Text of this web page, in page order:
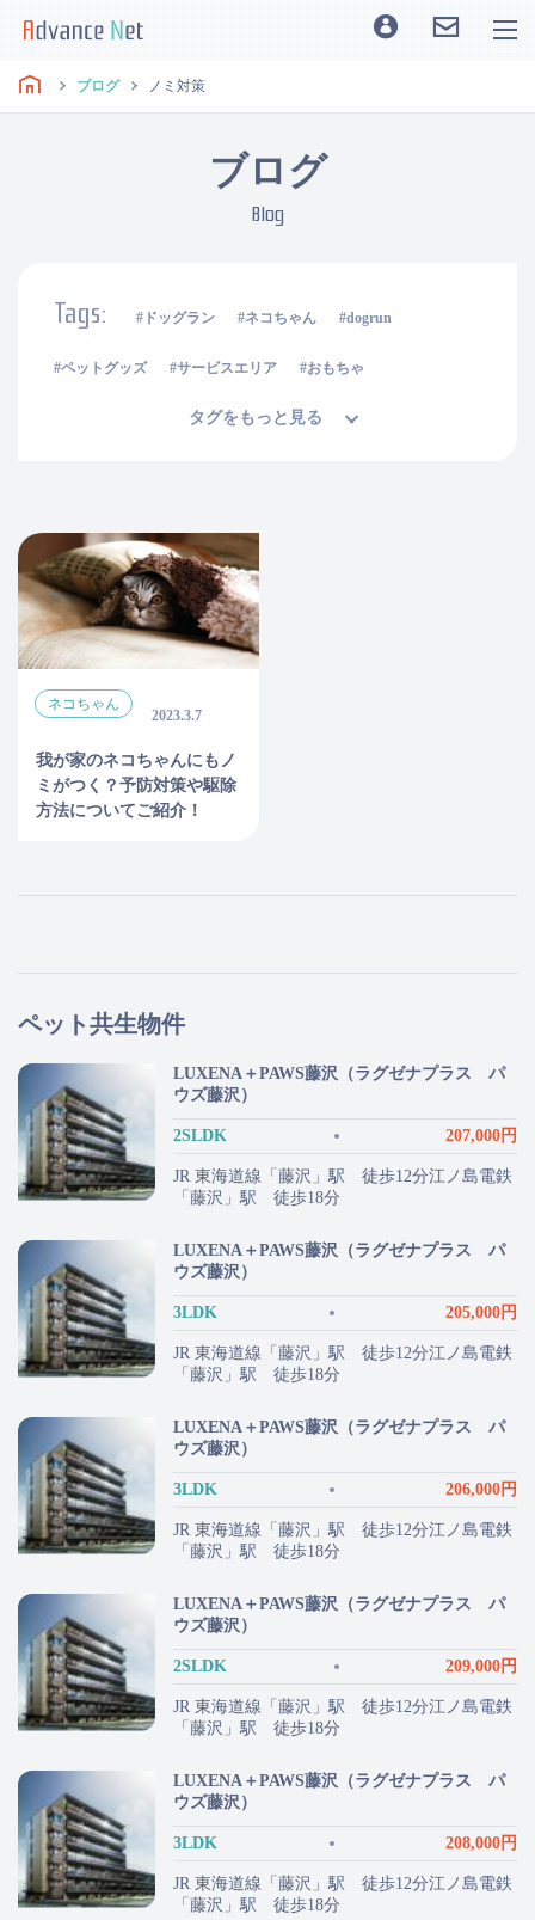
ブログ ノミ対策
ブログ
Blog
Tags: ドッグラン ネコちゃん dogrun
ペットグッズ サービスエリア おもちゃ
タグをもっと見る
ネコちゃん
2023.3.7
我が家のネコちゃんにもノ
ミがつく？予防対策や駆除
方法についてご紹介！
ペット共生物件
LUXENA＋PAWS藤沢（ラグゼナプラス パ
ウズ藤沢）
2SLDK 207,000円
JR 東海道線「藤沢」駅 徒歩12分江ノ島電鉄
「藤沢」駅 徒歩18分
LUXENA＋PAWS藤沢（ラグゼナプラス パ
ウズ藤沢）
3LDK 205,000円
JR 東海道線「藤沢」駅 徒歩12分江ノ島電鉄
「藤沢」駅 徒歩18分
LUXENA＋PAWS藤沢（ラグゼナプラス パ
ウズ藤沢）
3LDK 206,000円
JR 東海道線「藤沢」駅 徒歩12分江ノ島電鉄
「藤沢」駅 徒歩18分
LUXENA＋PAWS藤沢（ラグゼナプラス パ
ウズ藤沢）
2SLDK 209,000円
JR 東海道線「藤沢」駅 徒歩12分江ノ島電鉄
「藤沢」駅 徒歩18分
LUXENA＋PAWS藤沢（ラグゼナプラス パ
ウズ藤沢）
3LDK 208,000円
JR 東海道線「藤沢」駅 徒歩12分江ノ島電鉄
「藤沢」駅 徒歩18分